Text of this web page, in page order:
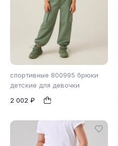
спортивные 800995 брюки
детские для девочки
2 002 ₽
104 116